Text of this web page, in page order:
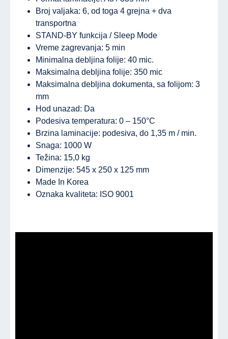
Broj valjaka: 6, od toga 4 grejna + dva
transportna
STAND-BY funkcija / Sleep Mode
Vreme zagrevanja: 5 min
Minimalna debljina folije: 40 mic.
Maksimalna debljina folije: 350 mic
Maksimalna debljina dokumenta, sa folijom: 3
mm
Hod unazad: Da
Podesiva temperatura: 0 – 150°C
Brzina laminacije: podesiva, do 1,35 m / min.
Snaga: 1000 W
Težina: 15,0 kg
Dimenzije: 545 x 250 x 125 mm
Made In Korea
Oznaka kvaliteta: ISO 9001